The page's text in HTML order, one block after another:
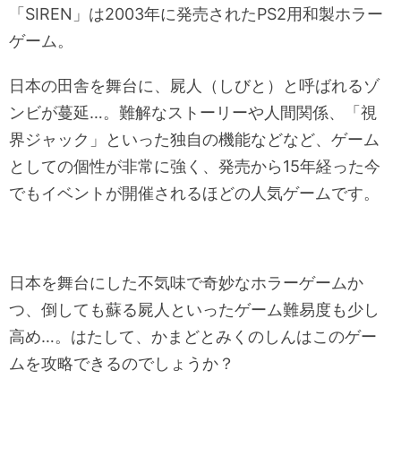
「SIREN」は2003年に発売されたPS2用和製ホラー
ゲーム。
日本の田舎を舞台に、屍人（しびと）と呼ばれるゾ
ンビが蔓延…。難解なストーリーや人間関係、「視
界ジャック」といった独自の機能などなど、ゲーム
としての個性が非常に強く、発売から15年経った今
でもイベントが開催されるほどの人気ゲームです。
日本を舞台にした不気味で奇妙なホラーゲームか
つ、倒しても蘇る屍人といったゲーム難易度も少し
高め…。はたして、かまどとみくのしんはこのゲー
ムを攻略できるのでしょうか？